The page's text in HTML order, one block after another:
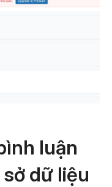
luận
dữ liệu